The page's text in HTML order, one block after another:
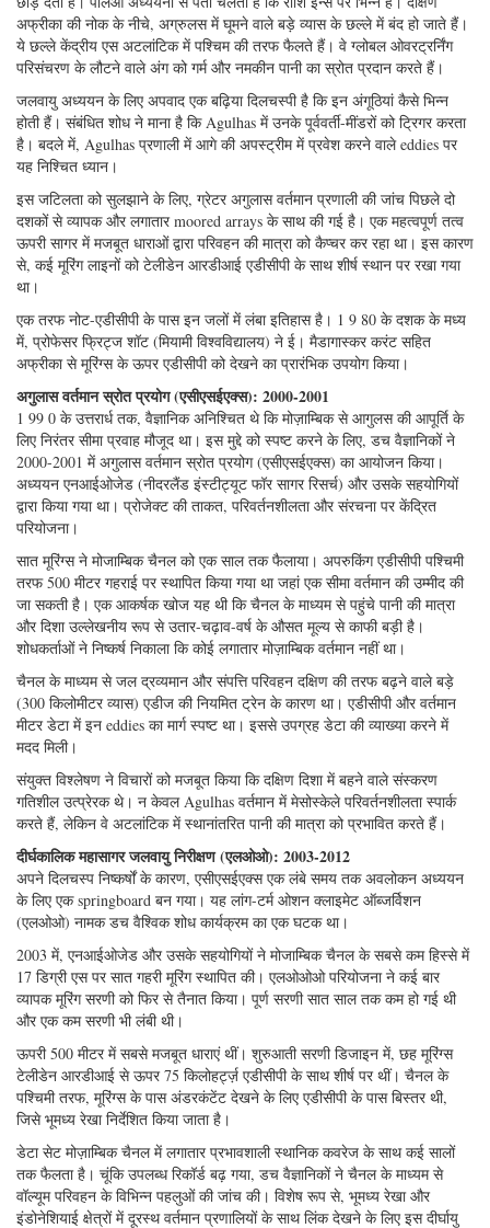
जुड़े हुए हैं।
Agulhas द्वारा किए गए मात्रा का लगभग छठा हिस्सा अटलांटिक के लिए हिंद महासागर
छोड़ देता है। पालेओ अध्ययनों से पता चलता है कि राशि ईन्स पर भिन्न है। दक्षिण
अफ्रीका की नोक के नीचे, अग्रुलस में घूमने वाले बड़े व्यास के छल्ले में बंद हो जाते हैं।
ये छल्ले केंद्रीय एस अटलांटिक में पश्चिम की तरफ फैलते हैं। वे ग्लोबल ओवरट्रर्निंग
परिसंचरण के लौटने वाले अंग को गर्म और नमकीन पानी का स्रोत प्रदान करते हैं।
जलवायु अध्ययन के लिए अपवाद एक बढ़िया दिलचस्पी है कि इन अंगूठियां कैसे भिन्न
होती हैं। संबंधित शोध ने माना है कि Agulhas में उनके पूर्ववर्ती-मींडरों को ट्रिगर करता
है। बदले में, Agulhas प्रणाली में आगे की अपस्ट्रीम में प्रवेश करने वाले eddies पर
यह निश्चित ध्यान।
इस जटिलता को सुलझाने के लिए, ग्रेटर अगुलास वर्तमान प्रणाली की जांच पिछले दो
दशकों से व्यापक और लगातार moored arrays के साथ की गई है। एक महत्वपूर्ण तत्व
ऊपरी सागर में मजबूत धाराओं द्वारा परिवहन की मात्रा को कैप्चर कर रहा था। इस कारण
से, कई मूरिंग लाइनों को टेलीडेन आरडीआई एडीसीपी के साथ शीर्ष स्थान पर रखा गया
था।
एक तरफ नोट-एडीसीपी के पास इन जलों में लंबा इतिहास है। 1 9 80 के दशक के मध्य
में, प्रोफेसर फ्रिट्ज शॉट (मियामी विश्वविद्यालय) ने ई। मैडागास्कर करंट सहित
अफ्रीका से मूरिंग्स के ऊपर एडीसीपी को देखने का प्रारंभिक उपयोग किया।
अगुलास वर्तमान स्रोत प्रयोग (एसीएसईएक्स): 2000-2001
1 99 0 के उत्तरार्ध तक, वैज्ञानिक अनिश्चित थे कि मोज़ाम्बिक से आगुलस की आपूर्ति के
लिए निरंतर सीमा प्रवाह मौजूद था। इस मुद्दे को स्पष्ट करने के लिए, डच वैज्ञानिकों ने
2000-2001 में अगुलास वर्तमान स्रोत प्रयोग (एसीएसईएक्स) का आयोजन किया।
अध्ययन एनआईओजेड (नीदरलैंड इंस्टीट्यूट फॉर सागर रिसर्च) और उसके सहयोगियों
द्वारा किया गया था। प्रोजेक्ट की ताकत, परिवर्तनशीलता और संरचना पर केंद्रित
परियोजना।
सात मूरिंग्स ने मोजाम्बिक चैनल को एक साल तक फैलाया। अपरुकिंग एडीसीपी पश्चिमी
तरफ 500 मीटर गहराई पर स्थापित किया गया था जहां एक सीमा वर्तमान की उम्मीद की
जा सकती है। एक आकर्षक खोज यह थी कि चैनल के माध्यम से पहुंचे पानी की मात्रा
और दिशा उल्लेखनीय रूप से उतार-चढ़ाव-वर्ष के औसत मूल्य से काफी बड़ी है।
शोधकर्ताओं ने निष्कर्ष निकाला कि कोई लगातार मोज़ाम्बिक वर्तमान नहीं था।
चैनल के माध्यम से जल द्रव्यमान और संपत्ति परिवहन दक्षिण की तरफ बढ़ने वाले बड़े
(300 किलोमीटर व्यास) एडीज की नियमित ट्रेन के कारण था। एडीसीपी और वर्तमान
मीटर डेटा में इन eddies का मार्ग स्पष्ट था। इससे उपग्रह डेटा की व्याख्या करने में
मदद मिली।
संयुक्त विश्लेषण ने विचारों को मजबूत किया कि दक्षिण दिशा में बहने वाले संस्करण
गतिशील उत्प्रेरक थे। न केवल Agulhas वर्तमान में मेसोस्केले परिवर्तनशीलता स्पार्क
करते हैं, लेकिन वे अटलांटिक में स्थानांतरित पानी की मात्रा को प्रभावित करते हैं।
दीर्घकालिक महासागर जलवायु निरीक्षण (एलओओ): 2003-2012
अपने दिलचस्प निष्कर्षों के कारण, एसीएसईएक्स एक लंबे समय तक अवलोकन अध्ययन
के लिए एक springboard बन गया। यह लांग-टर्म ओशन क्लाइमेट ऑब्जर्विशन
(एलओओ) नामक डच वैश्विक शोध कार्यक्रम का एक घटक था।
2003 में, एनआईओजेड और उसके सहयोगियों ने मोजाम्बिक चैनल के सबसे कम हिस्से में
17 डिग्री एस पर सात गहरी मूरिंग स्थापित की। एलओओओ परियोजना ने कई बार
व्यापक मूरिंग सरणी को फिर से तैनात किया। पूर्ण सरणी सात साल तक कम हो गई थी
और एक कम सरणी भी लंबी थी।
ऊपरी 500 मीटर में सबसे मजबूत धाराएं थीं। शुरुआती सरणी डिजाइन में, छह मूरिंग्स
टेलीडेन आरडीआई से ऊपर 75 किलोहर्ट्ज़ एडीसीपी के साथ शीर्ष पर थीं। चैनल के
पश्चिमी तरफ, मूरिंग्स के पास अंडरकंटेंट देखने के लिए एडीसीपी के पास बिस्तर थी,
जिसे भूमध्य रेखा निर्देशित किया जाता है।
डेटा सेट मोज़ाम्बिक चैनल में लगातार प्रभावशाली स्थानिक कवरेज के साथ कई सालों